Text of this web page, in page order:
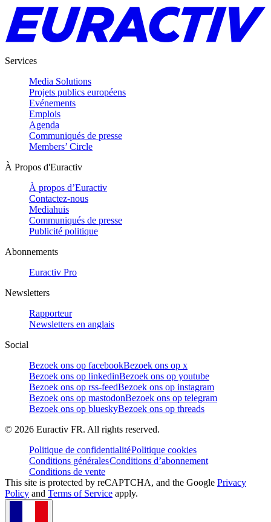
Services
Media Solutions
Projets publics européens
Evénements
Emplois
Agenda
Communiqués de presse
Members’ Circle
À Propos d'Euractiv
À propos d’Euractiv
Contactez-nous
Mediahuis
Communiqués de presse
Publicité politique
Abonnements
Euractiv Pro
Newsletters
Rapporteur
Newsletters en anglais
Social
Bezoek ons op facebookBezoek ons op x
Bezoek ons op linkedinBezoek ons op youtube
Bezoek ons op rss-feedBezoek ons op instagram
Bezoek ons op mastodonBezoek ons op telegram
Bezoek ons op blueskyBezoek ons op threads
© 2026 Euractiv FR. All rights reserved.
Politique de confidentialitéPolitique cookies
Conditions généralesConditions d’abonnement
Conditions de vente
This site is protected by reCAPTCHA, and the Google Privacy
Policy and Terms of Service apply.